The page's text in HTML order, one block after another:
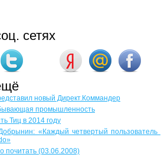
сетях
новый Директ.Коммандер
промышленность
Тиц в 2014 году
«Каждый четвертый
почитать (03.06.2008)